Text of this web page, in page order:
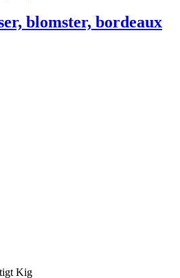
blomster, bordeaux
Kig